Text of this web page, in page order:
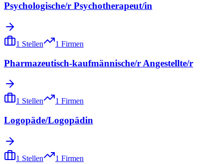
Psychologische/r Psychotherapeut/in
1 Stellen 1 Firmen
Pharmazeutisch-kaufmännische/r Angestellte/r
1 Stellen 1 Firmen
Logopäde/Logopädin
1 Stellen 1 Firmen